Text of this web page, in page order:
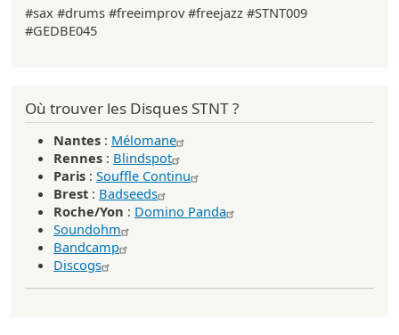
#sax #drums #freeimprov #freejazz #STNT009
#GEDBE045
Où trouver les Disques STNT ?
Nantes : Mélomane
Rennes : Blindspot
Paris : Souffle Continu
Brest : Badseeds
Roche/Yon : Domino Panda
Soundohm
Bandcamp
Discogs